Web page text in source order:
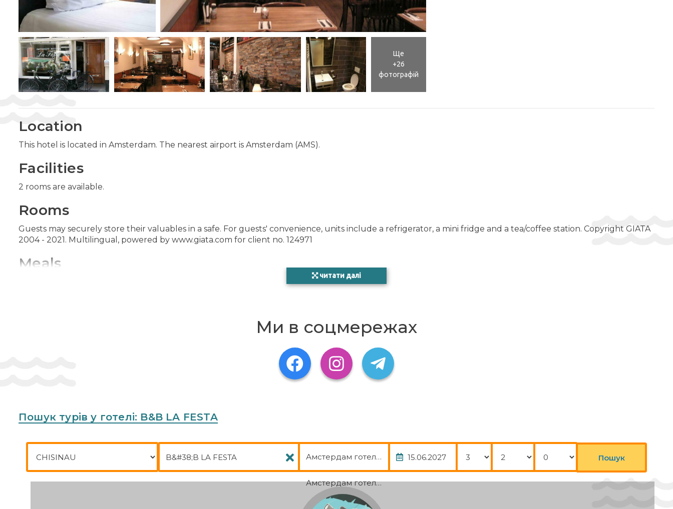
Ще
+26
фотографій
Location
This hotel is located in Amsterdam. The nearest airport is Amsterdam (AMS).
Facilities
2 rooms are available.
Rooms
Guests may securely store their valuables in a safe. For guests' convenience, units include a refrigerator, a mini fridge and a tea/coffee station. Copyright GIATA
2004 - 2021. Multilingual, powered by www.giata.com for client no. 124971
Meals
читати далі
Ми в соцмережах
Пошук турів у готелі: B&B LA FESTA
Амстердам готель, авіа, трансфер
Амстердам готель, авіа, трансфер
Пошук